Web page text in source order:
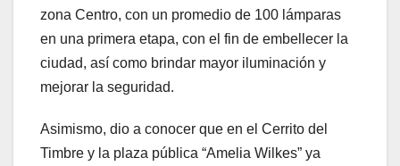
zona Centro, con un promedio de 100 lámparas
en una primera etapa, con el fin de embellecer la
ciudad, así como brindar mayor iluminación y
mejorar la seguridad.
Asimismo, dio a conocer que en el Cerrito del
Timbre y la plaza pública “Amelia Wilkes” ya